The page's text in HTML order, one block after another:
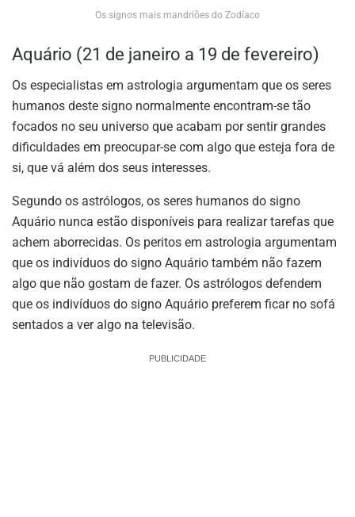
Os signos mais mandriões do Zodíaco
Aquário (21 de janeiro a 19 de fevereiro)
Os especialistas em astrologia argumentam que os seres
humanos deste signo normalmente encontram-se tão
focados no seu universo que acabam por sentir grandes
dificuldades em preocupar-se com algo que esteja fora de
si, que vá além dos seus interesses.
Segundo os astrólogos, os seres humanos do signo
Aquário nunca estão disponíveis para realizar tarefas que
achem aborrecidas. Os peritos em astrologia argumentam
que os indivíduos do signo Aquário também não fazem
algo que não gostam de fazer. Os astrólogos defendem
que os indivíduos do signo Aquário preferem ficar no sofá
sentados a ver algo na televisão.
PUBLICIDADE